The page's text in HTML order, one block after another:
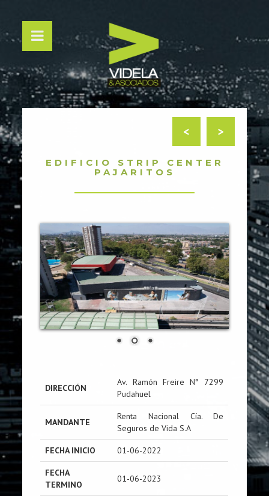
>
<
EDIFICIO STRIP CENTER
PAJARITOS
DIRECCIÓN
Av. Ramón Freire N° 7299
Pudahuel
MANDANTE
Renta Nacional Cía. De
Seguros de Vida S.A
FECHA INICIO 01-06-2022
FECHA
TERMINO
01-06-2023